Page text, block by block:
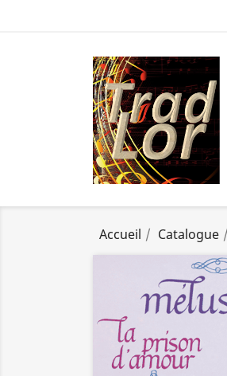
Accueil Catalogue